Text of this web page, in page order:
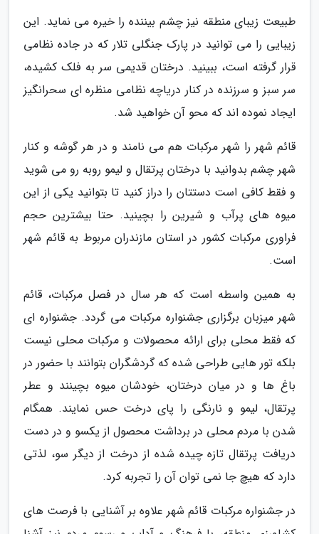
طبیعت زیبای منطقه نیز چشم بیننده را خیره می نماید. این
زیبایی را می توانید در پارک جنگلی تلار که در جاده نظامی
قرار گرفته است، ببینید. درختان قدیمی سر به فلک کشیده،
سر سبز و سرزنده در کنار دریاچه نظامی منظره ای سحرانگیز
ایجاد نموده اند که محو آن خواهید شد.
قائم شهر را شهر مرکبات هم می نامند و در هر گوشه و کنار
شهر چشم بدوانید با درختان پرتقال و لیمو روبه رو می شوید
و فقط کافی است دستتان را دراز کنید تا بتوانید یکی از این
میوه های پرآب و شیرین را بچینید. حتا بیشترین حجم
فراوری مرکبات کشور در استان مازندران مربوط به قائم شهر
است.
به همین واسطه است که هر سال در فصل مرکبات، قائم
شهر میزبان برگزاری جشنواره مرکبات می گردد. جشنواره ای
که فقط محلی برای ارائه محصولات و مرکبات محلی نیست
بلکه تور هایی طراحی شده که گردشگران بتوانند با حضور در
باغ ها و در میان درختان، خودشان میوه بچینند و عطر
پرتقال، لیمو و نارنگی را پای درخت حس نمایند. همگام
شدن با مردم محلی در برداشت محصول از یکسو و در دست
دریافت پرتقال تازه چیده شده از درخت از دیگر سو، لذتی
دارد که هیچ جا نمی توان آن را تجربه کرد.
در جشنواره مرکبات قائم شهر علاوه بر آشنایی با فرصت های